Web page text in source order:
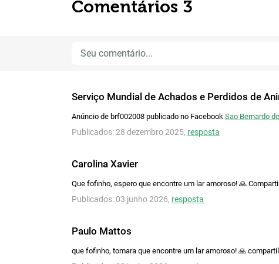
Comentários 3
Serviço Mundial de Achados e Perdidos de
Anúncio de brf002008 publicado no Facebook Sao Bernardo
Publicados: 28 dezembro 2025, resposta
Carolina Xavier
Que fofinho, espero que encontre um lar amoroso! 🙏
Publicados: 03 junho 2026, resposta
Paulo Mattos
que fofinho, tomara que encontre um lar amoroso! 🙏